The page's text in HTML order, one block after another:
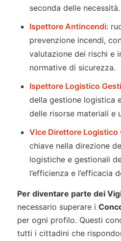
seconda delle necessità.
Ispettore Antincendi:
prevenzione incendi,
valutazione dei rischi e
normative di sicurezza.
Ispettore Logistico
della gestione logistica
delle risorse materiali e
Vice Direttore Logistico
chiave nella direzione
logistiche e gestionali
l’efficienza e l’efficacia
Per diventare parte dei
necessario superare i
per ogni profilo. Questi
tutti i cittadini che